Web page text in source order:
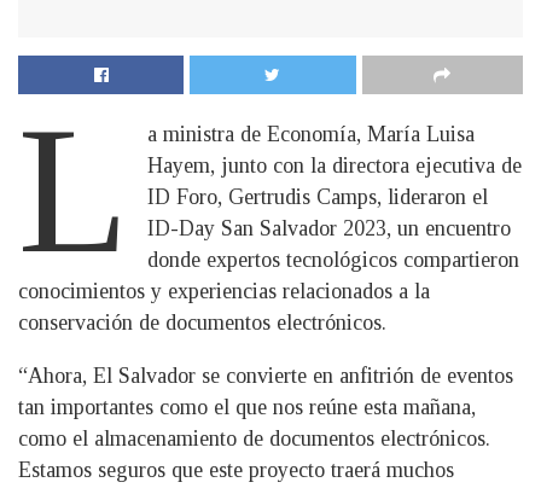
L
a ministra de Economía, María Luisa
Hayem, junto con la directora ejecutiva de
ID Foro, Gertrudis Camps, lideraron el
ID-Day San Salvador 2023, un encuentro
donde expertos tecnológicos compartieron
conocimientos y experiencias relacionados a la
conservación de documentos electrónicos.
“Ahora, El Salvador se convierte en anfitrión de eventos
tan importantes como el que nos reúne esta mañana,
como el almacenamiento de documentos electrónicos.
Estamos seguros que este proyecto traerá muchos